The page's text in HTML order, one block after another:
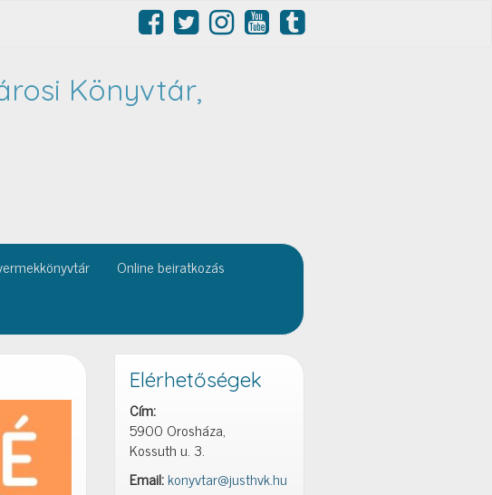
Könyvtár,
Online beiratkozás
Elérhetőségek
Cím:
5900 Orosháza,
Kossuth u. 3.
Email:konyvtar@justhvk.hu